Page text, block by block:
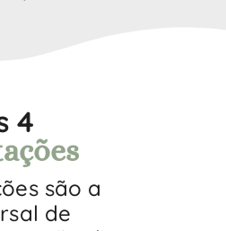
4
são a
de